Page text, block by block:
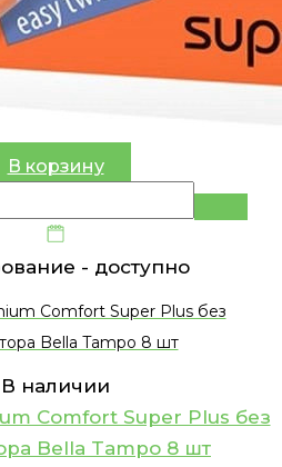
В корзину
- доступно
Comfort Super Plus без
Bella Tampo 8 шт
В наличии
Comfort Super Plus без
Bella Tampo 8 шт